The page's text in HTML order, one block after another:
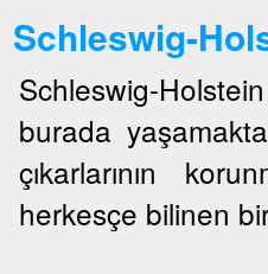
Schleswig-
Schleswig-
burada
çıkarlarının
herkesçe bilinen